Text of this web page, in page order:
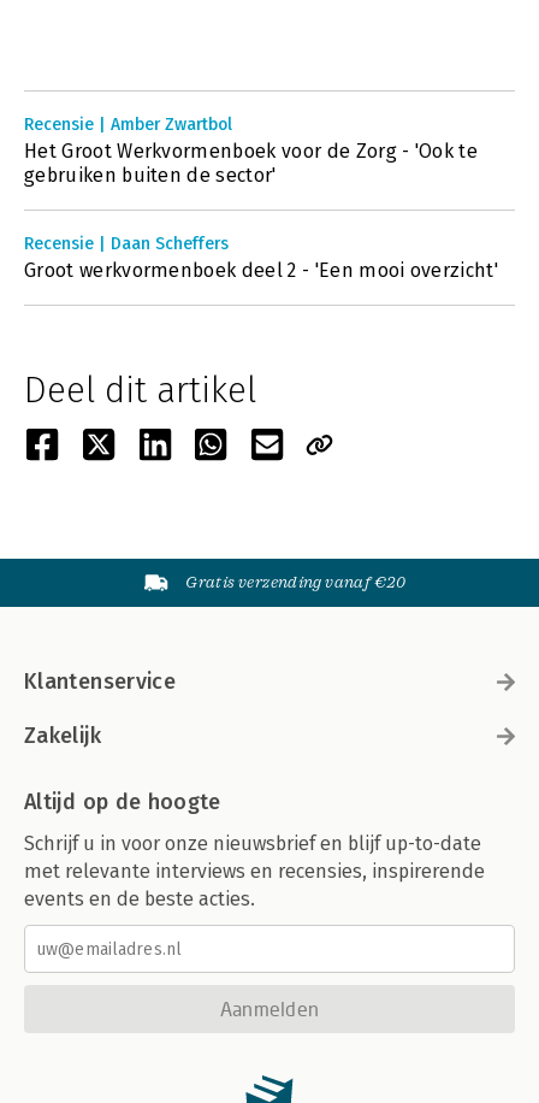
Recensie | Amber Zwartbol
Het Groot Werkvormenboek voor de Zorg - 'Ook te
gebruiken buiten de sector'
Recensie | Daan Scheffers
Groot werkvormenboek deel 2 - 'Een mooi overzicht'
Deel dit artikel
Gratis verzending vanaf €20
Klantenservice
Zakelijk
Altijd op de hoogte
Schrijf u in voor onze nieuwsbrief en blijf up-to-date
met relevante interviews en recensies, inspirerende
events en de beste acties.
Aanmelden